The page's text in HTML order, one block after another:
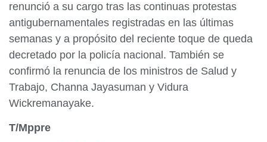
renunció a su cargo tras las continuas protestas
antigubernamentales registradas en las últimas
semanas y a propósito del reciente toque de queda
decretado por la policía nacional. También se
confirmó la renuncia de los ministros de Salud y
Trabajo, Channa Jayasuman y Vidura
Wickremanayake.
T/Mppre